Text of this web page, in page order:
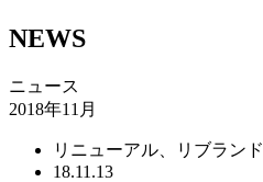
NEWS
ニュース
2018年11月
リニューアル、リブランド
18.11.13